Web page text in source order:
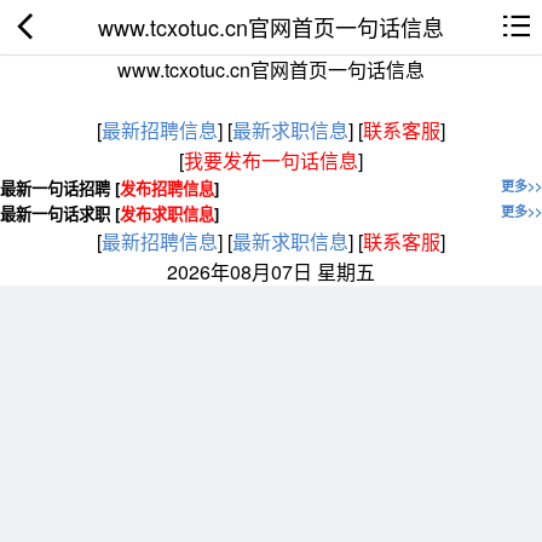
www.tcxotuc.cn官网首页一句话信息
www.tcxotuc.cn官网首页一句话信息
[最新招聘信息] [最新求职信息] [联系客服]
[我要发布一句话信息]
更多>>
最新一句话招聘 [发布招聘信息]
更多>>
最新一句话求职 [发布求职信息]
[最新招聘信息] [最新求职信息] [联系客服]
2026年08月07日 星期五